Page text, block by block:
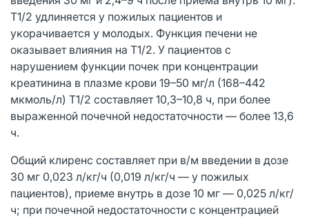
T1/2 удлиняется у пожилых пациентов и
укорачивается у молодых. Функция печени не
оказывает влияния на T1/2. У пациентов с
нарушением функции почек при концентрации
креатинина в плазме крови 19–50 мг/л (168–442
мкмоль/л) T1/2 составляет 10,3–10,8 ч, при более
выраженной почечной недостаточности — более 13,6
ч.
Общий клиренс составляет при в/м введении в дозе
30 мг 0,023 л/кг/ч (0,019 л/кг/ч — у пожилых
пациентов), приеме внутрь в дозе 10 мг — 0,025 л/кг/
ч; при почечной недостаточности с концентрацией